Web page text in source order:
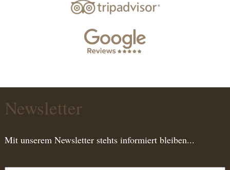
Newsletter
Mit unserem Newsletter stehts informiert bleiben...